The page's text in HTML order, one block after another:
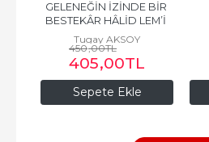
Sepete Ekle
GELENEĞİN İZİNDE BİR
BESTEKÂR HÂLİD LEM’İ
ATLI (Halit Lemi Atlı)
Tugay AKSOY
450,00TL
405,00TL